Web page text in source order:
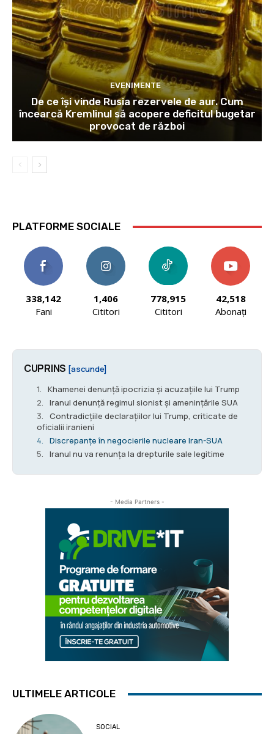
EVENIMENTE
De ce își vinde Rusia rezervele de aur. Cum
încearcă Kremlinul să acopere deficitul bugetar
provocat de război
PLATFORME SOCIALE
338,142
Fani
1,406
Cititori
778,915
Cititori
42,518
Abonați
CUPRINS [ascunde]
Khamenei denunță ipocrizia și acuzațiile lui Trump
Iranul denunță regimul sionist și amenințările SUA
Contradicțiile declarațiilor lui Trump, criticate de
oficialii iranieni
Discrepanțe în negocierile nucleare Iran-SUA
Iranul nu va renunța la drepturile sale legitime
- Media Partners -
ULTIMELE ARTICOLE
SOCIAL